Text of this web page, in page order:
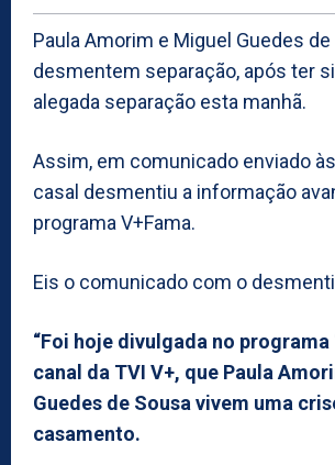
Paula Amorim e Miguel Guedes de
desmentem separação, após ter
alegada separação esta manhã.
Assim, em comunicado enviado
casal desmentiu a informação
programa V+Fama.
Eis o comunicado com o
“Foi hoje divulgada no programa
canal da TVI V+, que Paula
Guedes de Sousa vivem uma
casamento.